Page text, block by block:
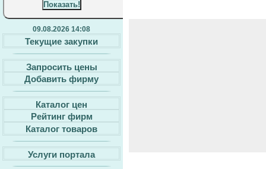
09.08.2026 14:08
Текущие закупки
Запросить цены
Добавить фирму
Каталог цен
Рейтинг фирм
Каталог товаров
Услуги портала